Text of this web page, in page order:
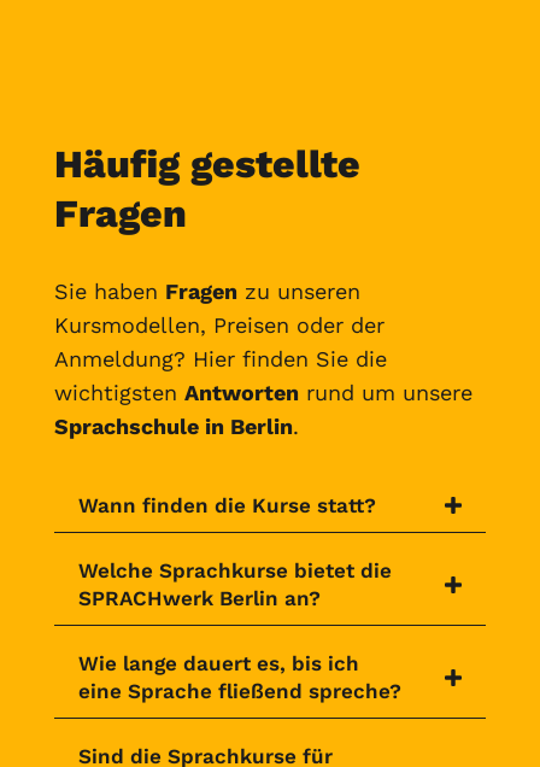
Häufig gestellte
Fragen
Sie haben Fragenzu unseren
Kursmodellen, Preisen oder der
Anmeldung? Hier finden Sie die
wichtigsten Antwortenrund um unsere
Sprachschule in Berlin.
Wann finden die Kurse statt?
Welche Sprachkurse bietet die
SPRACHwerk Berlin an?
Wie lange dauert es, bis ich
eine Sprache fließend spreche?
Sind die Sprachkurse für